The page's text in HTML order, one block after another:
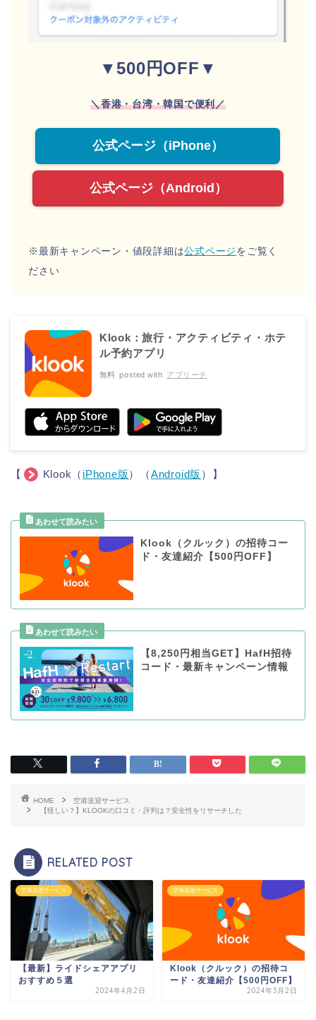
▼500円OFF▼
＼香港・台湾・韓国で便利／
公式ページ（iPhone）
公式ページ（Android）
※最新キャンペーン・値段詳細は公式ページをご覧く
ださい
Klook：旅行・アクティビティ・ホテ
ル予約アプリ
無料 posted with アプリーチ
【 Klook（ iPhone版）（Android版 ）】
Klook（クルック）の招待コー
ド・友達紹介【500円OFF】
【8,250円相当GET】HafH招待
コード・最新キャンペーン情報
HOME
空港送迎サービス
【怪しい？】KLOOKの口コミ・評判は？安全性をリサーチした
RELATED POST
空港送迎サービス
【最新】ライドシェアアプリ
おすすめ５選
2024年4月2日
空港送迎サービス
Klook（クルック）の招待コ
ード・友達紹介【500円OFF】
2024年3月2日